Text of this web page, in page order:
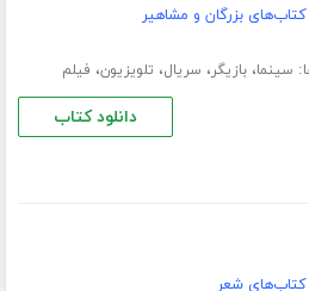
کتاب‌های بزرگان و مشاهیر
سینما،بازیگر، سریال، تلویزیون، فیلم
دانلود کتاب
کتاب‌های شعر